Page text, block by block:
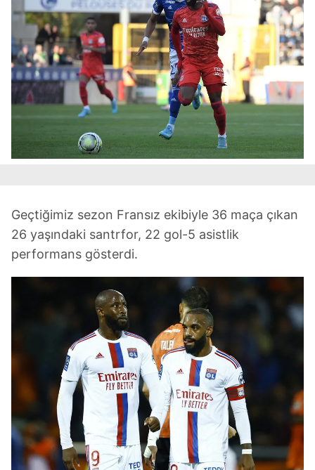
Geçtiğimiz sezon Fransız ekibiyle 36 maça çıkan
26 yaşındaki santrfor, 22 gol-5 asistlik
performans gösterdi.